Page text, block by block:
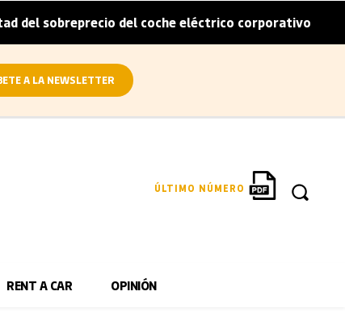
del coche eléctrico corporativo | Arval
A LA NEWSLETTER
ÚLTIMO NÚMERO
RENT A CAR OPINIÓN